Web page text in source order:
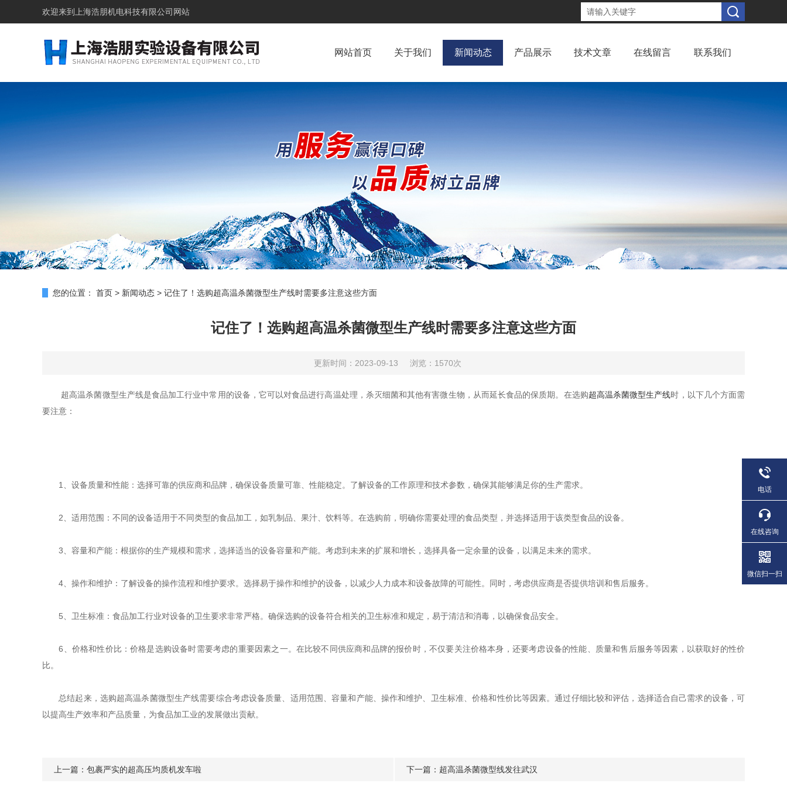
欢迎来到上海浩朋机电科技有限公司网站
网站首页 关于我们 新闻动态 产品展示 技术文章 在线留言 联系我们
您的位置： 首页 > 新闻动态 > 记住了！选购超高温杀菌微型生产线时需要多注意这些方面
记住了！选购超高温杀菌微型生产线时需要多注意这些方面
更新时间：2023-09-13 浏览：1570次
超高温杀菌微型生产线是食品加工行业中常用的设备，它可以对食品进行高温处理，杀灭细菌和其他有害微生物，从而延长食品的保质期。在选购超高温杀菌微型生产线时，以下几个方面需
要注意：
1、设备质量和性能：选择可靠的供应商和品牌，确保设备质量可靠、性能稳定。了解设备的工作原理和技术参数，确保其能够满足你的生产需求。
2、适用范围：不同的设备适用于不同类型的食品加工，如乳制品、果汁、饮料等。在选购前，明确你需要处理的食品类型，并选择适用于该类型食品的设备。
3、容量和产能：根据你的生产规模和需求，选择适当的设备容量和产能。考虑到未来的扩展和增长，选择具备一定余量的设备，以满足未来的需求。
4、操作和维护：了解设备的操作流程和维护要求。选择易于操作和维护的设备，以减少人力成本和设备故障的可能性。同时，考虑供应商是否提供培训和售后服务。
5、卫生标准：食品加工行业对设备的卫生要求非常严格。确保选购的设备符合相关的卫生标准和规定，易于清洁和消毒，以确保食品安全。
6、价格和性价比：价格是选购设备时需要考虑的重要因素之一。在比较不同供应商和品牌的报价时，不仅要关注价格本身，还要考虑设备的性能、质量和售后服务等因素，以获取好的性价
比。
总结起来，选购超高温杀菌微型生产线需要综合考虑设备质量、适用范围、容量和产能、操作和维护、卫生标准、价格和性价比等因素。通过仔细比较和评估，选择适合自己需求的设备，可
以提高生产效率和产品质量，为食品加工业的发展做出贡献。
上一篇： 包裹严实的超高压均质机发车啦 下一篇： 超高温杀菌微型线发往武汉
电话
在线咨询
微信扫一扫